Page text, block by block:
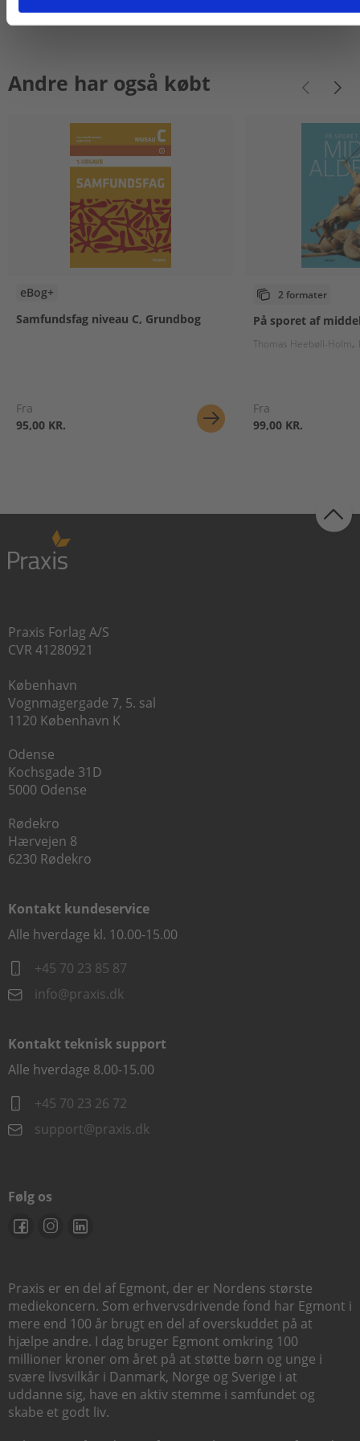
Andre har også købt
eBog+
Samfundsfag niveau C, Grundbog
Fra
95,00 KR.
2 formater
På sporet af
Thomas Heebøll-Holm
Fra
99,00 KR.
Praxis Forlag A/S
CVR 41280921
København
Vognmagergade 7, 5. sal
1120 København K
Odense
Kochsgade 31D
5000 Odense
Rødekro
Hærvejen 8
6230 Rødekro
Kontakt kundeservice
Alle hverdage kl. 10.00-15.00
+45 70 23 85 87
info@praxis.dk
Kontakt teknisk support
Alle hverdage 8.00-15.00
+45 70 23 26 72
support@praxis.dk
Følg os
Praxis er en del af Egmont, der er Nordens største
mediekoncern. Som erhvervsdrivende fond har Egmont i
mere end 100 år brugt en del af overskuddet på at
hjælpe andre. I dag bruger Egmont omkring 100
millioner kroner om året på at støtte børn og unge i
svære livsvilkår i Danmark, Norge og Sverige i at
uddanne sig, have en aktiv stemme i samfundet og
skabe et godt liv.